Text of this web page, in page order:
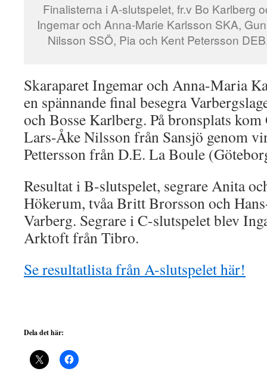
Finalisterna i A-slutspelet, fr.v Bo Karlberg
Ingemar och Anna-Marie Karlsson SKA,
Nilsson SSÖ, Pia och Kent Petersson
Skaraparet Ingemar och Anna-Maria
en spännande final besegra
och Bosse Karlberg. På bronsplats
Lars-Åke Nilsson från Sansjö genom
Pettersson från D.E. La Boule
Resultat i B-slutspelet, segrare Anita
Hökerum, tvåa Britt Brorsson och
Varberg. Segrare i C-slutspelet blev
Arktoft från Tibro.
Se resultatlista från A-slutspelet här!
Dela det här: